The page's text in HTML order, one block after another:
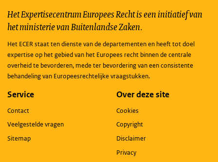
Het Expertisecentrum Europees Recht is een initiatief van
het ministerie van Buitenlandse Zaken.
Het ECER staat ten dienste van de departementen en heeft tot doel
expertise op het gebied van het Europees recht binnen de centrale
overheid te bevorderen, mede ter bevordering van een consistente
behandeling van Europeesrechtelijke vraagstukken.
Service
Contact
Veelgestelde vragen
Sitemap
Over deze site
Cookies
Copyright
Disclaimer
Privacy